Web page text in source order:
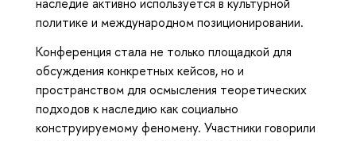
наследие активно используется в культурной
политике и международном позиционировании.
Конференция стала не только площадкой для
обсуждения конкретных кейсов, но и
пространством для осмысления теоретических
подходов к наследию как социально
конструируемому феномену. Участники говорили